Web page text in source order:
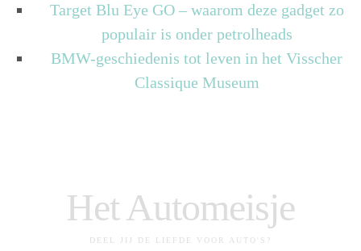
Target Blu Eye GO – waarom deze gadget zo
populair is onder petrolheads
BMW-geschiedenis tot leven in het Visscher
Classique Museum
Het Automeisje
DEEL JIJ DE LIEFDE VOOR AUTO'S?